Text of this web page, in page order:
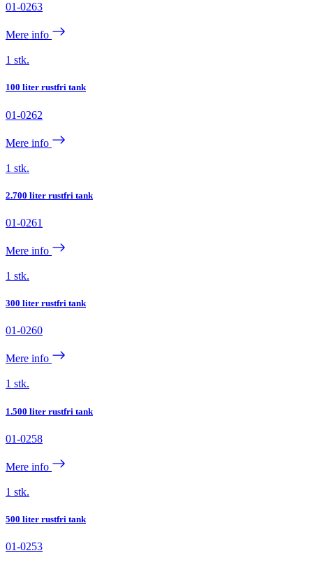
01-0263
Mere info
1 stk.
100 liter rustfri tank
01-0262
Mere info
1 stk.
2.700 liter rustfri tank
01-0261
Mere info
1 stk.
300 liter rustfri tank
01-0260
Mere info
1 stk.
1.500 liter rustfri tank
01-0258
Mere info
1 stk.
500 liter rustfri tank
01-0253